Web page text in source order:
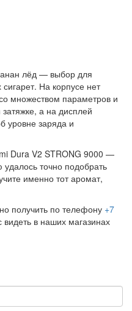
лёд — выбор для
На корпусе нет
множеством параметров и
затяжке, а на дисплей
уровне заряда и
Dura V2 STRONG 9000 —
точно подобрать
именно тот аромат,
получить по телефону +7
в наших магазинах